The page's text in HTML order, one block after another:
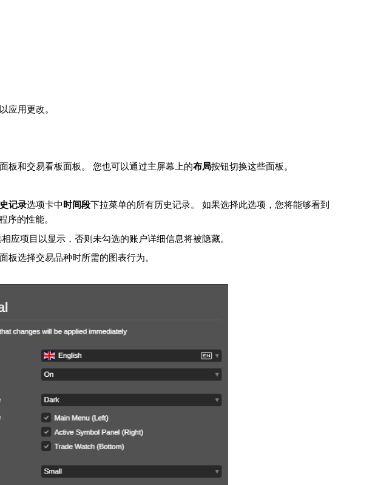
以应用更改。
板和交易看板面板。 您也可以通过主屏幕上的布局按钮切换这些面板。
记录选项卡中时间段下拉菜单的所有历史记录。 如果选择此选项，您将能够看到
序的性能。
项目以显示，否则未勾选的账户详细信息将被隐藏。
选择交易品种时所需的图表行为。